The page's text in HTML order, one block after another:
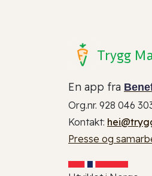
Trygg
En app fra
Org.nr. 928 046
Kontakt:
Presse og